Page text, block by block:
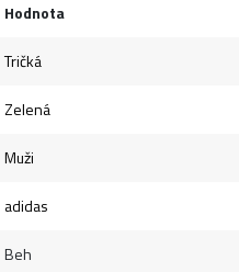
Hodnota
Tričká
Zelená
Muži
adidas
Beh